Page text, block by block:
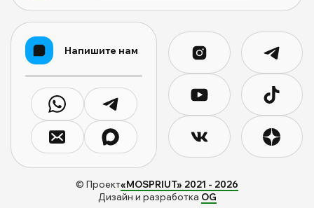
Напишите нам
© Проект«MOSPRIUT» 2021 - 2026
Дизайн и разработка OG